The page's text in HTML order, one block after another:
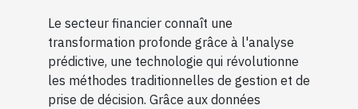
Le secteur financier connaît une
transformation profonde grâce à l'analyse
prédictive, une technologie qui révolutionne
les méthodes traditionnelles de gestion et de
prise de décision. Grâce aux données